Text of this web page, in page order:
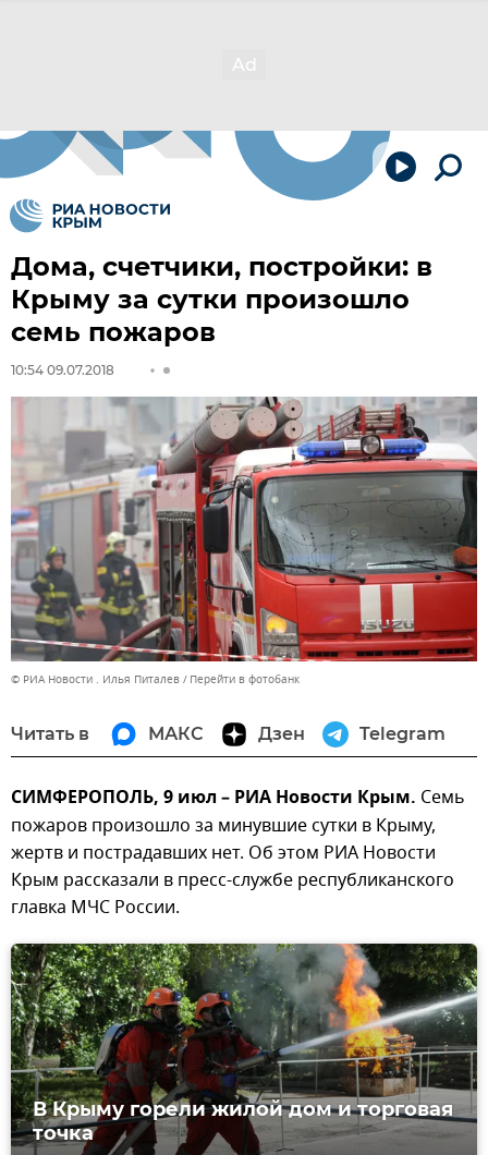
Дома, счетчики, постройки: в
Крыму за сутки произошло
семь пожаров
10:54 09.07.2018
© РИА Новости . Илья Питалев Перейти в фотобанк
Читать в МАКС Дзен Telegram
СИМФЕРОПОЛЬ, 9 июл – РИА Новости Крым. Семь
пожаров произошло за минувшие сутки в Крыму,
жертв и пострадавших нет. Об этом РИА Новости
Крым рассказали в пресс-службе республиканского
главка МЧС России.
В Крыму горели жилой дом и торговая
точка